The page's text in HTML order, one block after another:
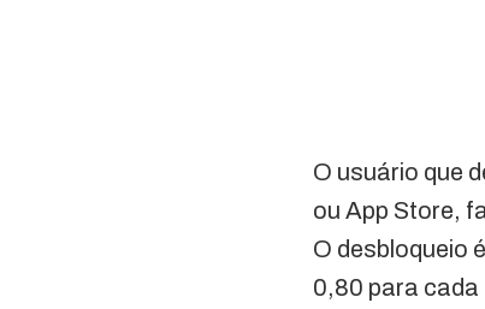
O usuário que
ou App Store,
O desbloqueio
0,80 para cada